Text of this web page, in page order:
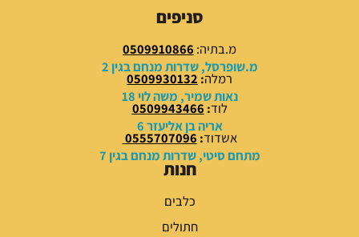
.
0
0
₪
.
0
0
₪
.
סניפים
מ.בתיה: 0509910866
מ.שופרסל, שדרות מנחם בגין 2
רמלה:
0509930132
נאות שמיר, משה לוי 18
לוד:
0509943466
אריה בן אליעזר 6
אשדוד:
0555707096
מתחם סיטי, שדרות מנחם בגין 7
חנות
כלבים
חתולים